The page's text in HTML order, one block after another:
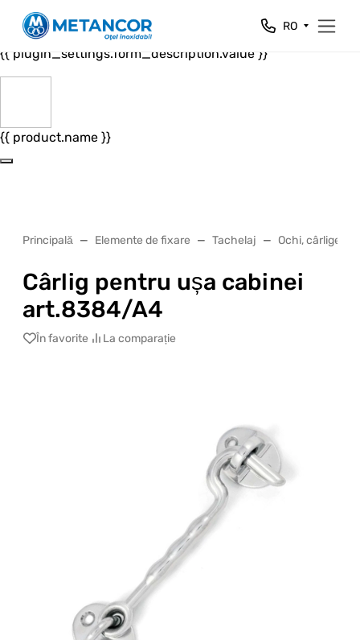
Close
{{ plugin_settings.form_header.value }}
{{ plugin_settings.form_description.value }}
{{ product.name }}
RO
Principală Elemente de fixare Tachelaj Ochi, cârlige,
Cârlig pentru ușa cabinei
art.8384/A4
În favorite La comparație